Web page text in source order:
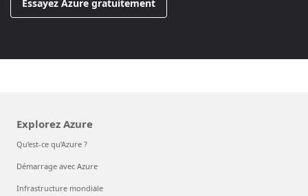
Essayez Azure gratuitement
Explorez Azure
Qu’est-ce qu’Azure ?
Démarrage avec Azure
Infrastructure mondiale